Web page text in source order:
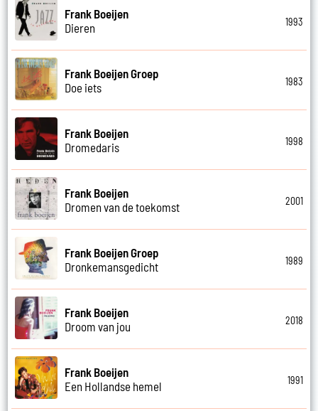
Frank Boeijen
Dieren
1993
Frank Boeijen Groep
Doe iets
1983
Frank Boeijen
Dromedaris
1998
Frank Boeijen
Dromen van de toekomst
2001
Frank Boeijen Groep
Dronkemansgedicht
1989
Frank Boeijen
Droom van jou
2018
Frank Boeijen
Een Hollandse hemel
1991